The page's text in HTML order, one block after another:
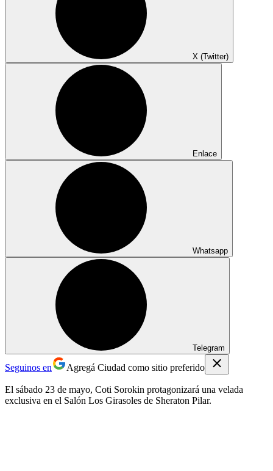
X (Twitter)
Enlace
Whatsapp
Telegram
Seguinos en Agregá Ciudad como sitio preferido
El sábado 23 de mayo, Coti Sorokin protagonizará una velada
exclusiva en el Salón Los Girasoles de Sheraton Pilar.